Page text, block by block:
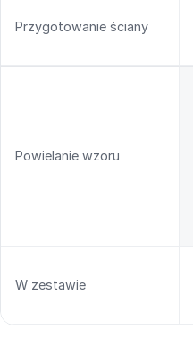
Przygotowanie ściany
Powielanie wzoru
W zestawie